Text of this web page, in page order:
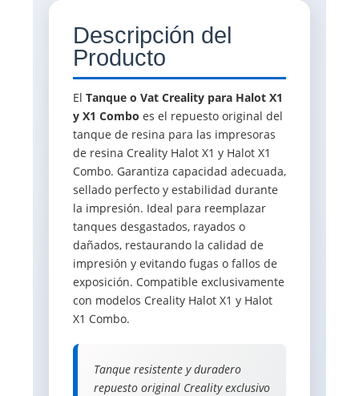
Descripción del
Producto
El Tanque o Vat Creality para Halot X1
y X1 Combo es el repuesto original del
tanque de resina para las impresoras
de resina Creality Halot X1 y Halot X1
Combo. Garantiza capacidad adecuada,
sellado perfecto y estabilidad durante
la impresión. Ideal para reemplazar
tanques desgastados, rayados o
dañados, restaurando la calidad de
impresión y evitando fugas o fallos de
exposición. Compatible exclusivamente
con modelos Creality Halot X1 y Halot
X1 Combo.
Tanque resistente y duradero 
repuesto original Creality exclusivo